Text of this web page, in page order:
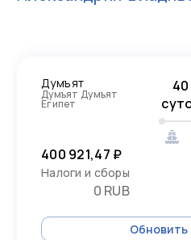
Думъят
Думъят Думъят
Египет
40
400 921,47 ₽
Налоги и сборы
0 RUB
Обновить